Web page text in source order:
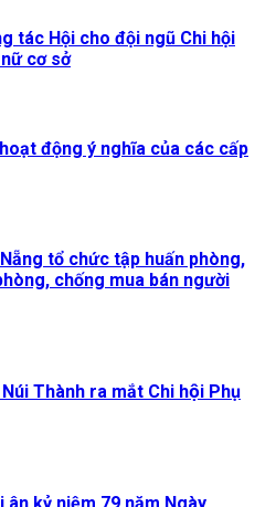
tác Hội cho đội ngũ Chi hội
cơ sở
động ý nghĩa của các cấp
tổ chức tập huấn phòng,
chống mua bán người
Thành ra mắt Chi hội Phụ
kỷ niệm 79 năm Ngày